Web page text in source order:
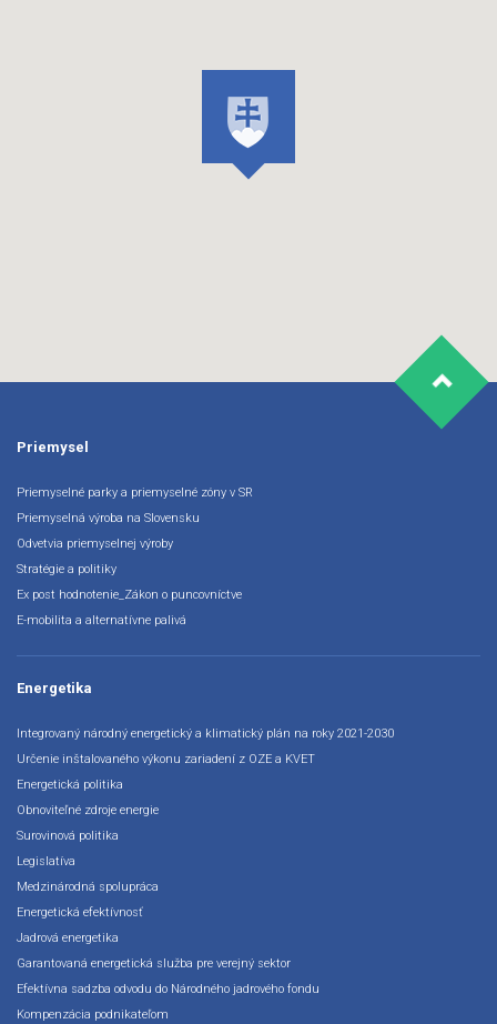
Priemysel
Priemyselné parky a priemyselné zóny v SR
Priemyselná výroba na Slovensku
Odvetvia priemyselnej výroby
Stratégie a politiky
Ex post hodnotenie_Zákon o puncovníctve
E-mobilita a alternatívne palivá
Energetika
Integrovaný národný energetický a klimatický plán na roky 2021-2030
Určenie inštalovaného výkonu zariadení z OZE a KVET
Energetická politika
Obnoviteľné zdroje energie
Surovinová politika
Legislatíva
Medzinárodná spolupráca
Energetická efektívnosť
Jadrová energetika
Garantovaná energetická služba pre verejný sektor
Efektívna sadzba odvodu do Národného jadrového fondu
Kompenzácia podnikateľom